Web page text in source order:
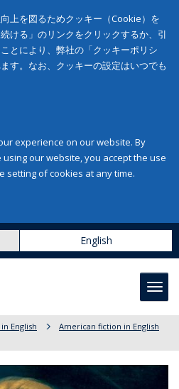
上を図るためクッキー（Cookie）を
ける」のリンクをクリックするか、引
とにより、弊社の「クッキーポリシ
す。なお、クッキーの設定はいつでも
experience on our website. By
our website, you accept the use
setting of cookies at any time.
English
English
American fiction in English